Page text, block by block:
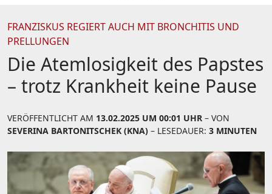
FRANZISKUS REGIERT AUCH MIT BRONCHITIS UND
PRELLUNGEN
Die Atemlosigkeit des Papstes
– trotz Krankheit keine Pause
VERÖFFENTLICHT AM 13.02.2025 UM 00:01 UHR – VON
SEVERINA BARTONITSCHEK (KNA) – LESEDAUER: 3 MINUTEN